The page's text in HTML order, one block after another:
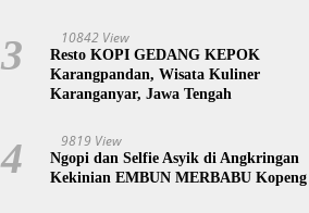
3 10842 View
Resto KOPI GEDANG KEPOK
Karangpandan, Wisata Kuliner
Karanganyar, Jawa Tengah
4 9819 View
Ngopi dan Selfie Asyik di Angkringan
Kekinian EMBUN MERBABU Kopeng